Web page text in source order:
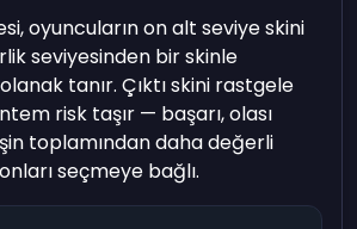
oyuncuların on alt seviye skini
seviyesinden bir skinle
tanır. Çıktı skini rastgele
risk taşır — başarı, olası
toplamından daha değerli
seçmeye bağlı.